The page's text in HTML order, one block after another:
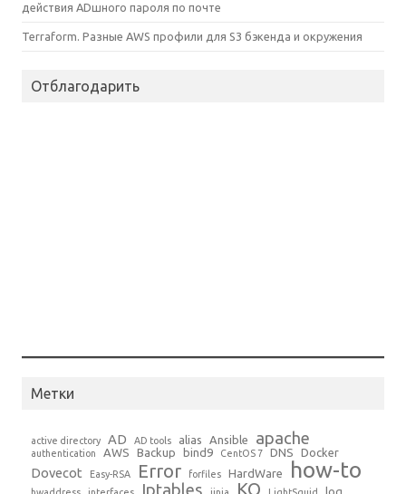
действия ADшного пароля по почте
Terraform. Разные AWS профили для S3 бэкенда и окружения
Отблагодарить
Метки
active directory AD AD tools alias Ansible apache
authentication AWS Backup bind9 CentOS 7 DNS Docker
Dovecot Easy-RSA Error forfiles HardWare how-to
Iptables KO log